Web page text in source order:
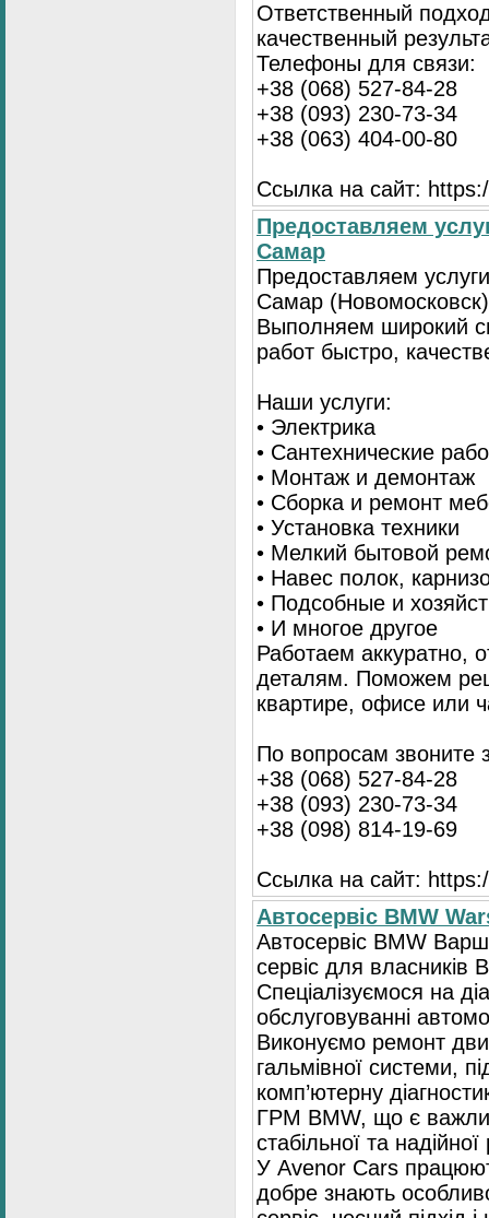
Ответственный
качественный
Телефоны для связи:
+38 (068) 527-84-28
+38 (093) 230-73-34
+38 (063) 404-00-80
Ссылка на сайт:
Предоставляем
Самар
Предоставляем
Самар
Выполняем широкий
работ быстро,
Наши услуги:
• Электрика
• Сантехнические
• Монтаж и демонтаж
• Сборка и ремонт
• Установка техники
• Мелкий бытовой
• Навес полок,
• Подсобные и
• И многое другое
Работаем аккуратно,
деталям. Поможем
квартире, офисе или
По вопросам звоните
+38 (068) 527-84-28
+38 (093) 230-73-34
+38 (098) 814-19-69
Ссылка на сайт:
Автосервіс BMW
Автосервіс BMW
сервіс для власників
Спеціалізуємося на
обслуговуванні
Виконуємо ремонт
гальмівної системи,
комп’ютерну
ГРМ BMW, що є
стабільної та
У Avenor Cars
добре знають